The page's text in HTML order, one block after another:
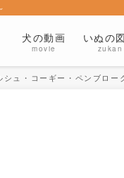
犬の動画
movie
いぬの
zukan
ュ・コーギー・ペンブロー